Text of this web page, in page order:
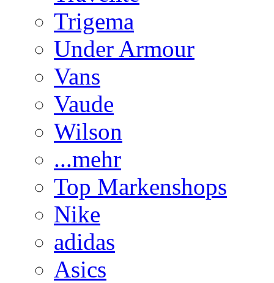
Trigema
Under Armour
Vans
Vaude
Wilson
...mehr
Top Markenshops
Nike
adidas
Asics